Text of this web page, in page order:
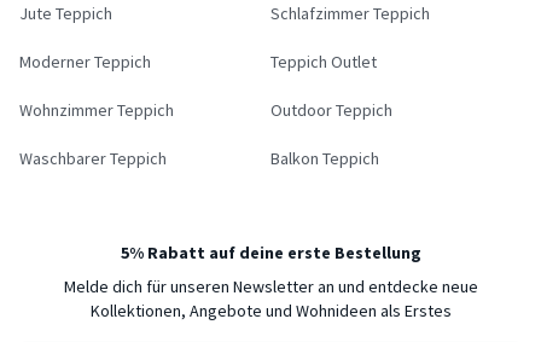
Jute Teppich Schlafzimmer Teppich
Moderner Teppich Teppich Outlet
Wohnzimmer Teppich Outdoor Teppich
Waschbarer Teppich Balkon Teppich
5% Rabatt auf deine erste Bestellung
Melde dich für unseren Newsletter an und entdecke neue
Kollektionen, Angebote und Wohnideen als Erstes